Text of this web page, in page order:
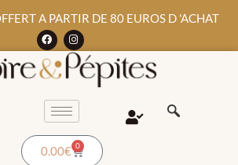
A PARTIR DE 80 EUROS D 'ACHAT
0.00€ 0